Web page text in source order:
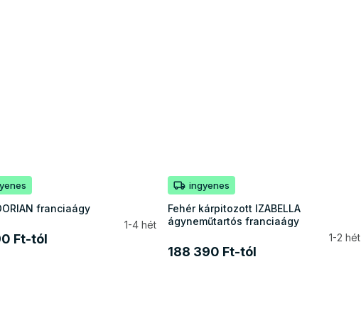
franciaágy
1-4 hét
Ft-tól
ingyenes
Fehér kárpitozott IZABELLA
ágyneműtartós franciaágy
1-2 hét
188 390 Ft-tól